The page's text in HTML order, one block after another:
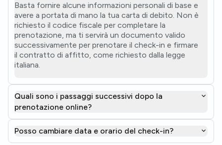
Basta fornire alcune informazioni personali di base e
avere a portata di mano la tua carta di debito. Non è
richiesto il codice fiscale per completare la
prenotazione, ma ti servirà un documento valido
successivamente per prenotare il check-in e firmare
il contratto di affitto, come richiesto dalla legge
italiana.
Quali sono i passaggi successivi dopo la
prenotazione online?
Posso cambiare data e orario del check-in?